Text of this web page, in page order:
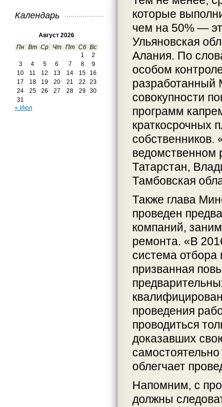
Календарь
Август 2026
Пн Вт Ср Чт Пт Сб Вс
1
2
3
4 5 6 7 8
9
10
11 12 13 14 15
16
17
18 19 20 21 22
23
24
25 26 27 28 29
30
31
« Июл
которые
чем на 50% —
Ульяновская
Алания. По
особом
разработанный
совокупности
программ
краткосрочных
ведомственном
Татарстан,
Тамбовская
Также глава
проведен
компаний,
ремонта. «В
система отбора
призванная
проведения
проводиться
доказавших
облегчает
Напомним, с
должны